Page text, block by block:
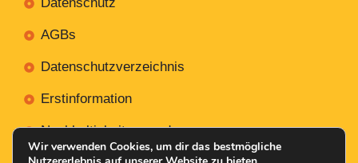
AGBs
Datenschutzverzeichnis
Erstinformation
Nachhaltigkeitsverordnung
Wir verwenden Cookies, um dir das bestmögliche